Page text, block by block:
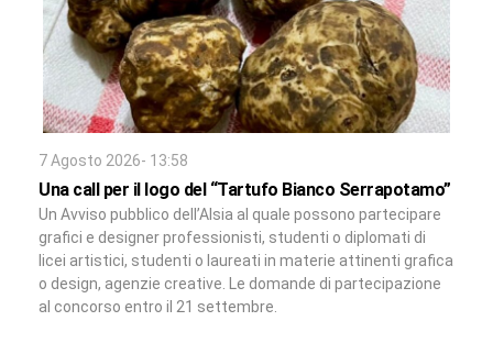
7 Agosto 2026- 13:58
Una call per il logo del “Tartufo Bianco Serrapotamo”
Un Avviso pubblico dell’Alsia al quale possono partecipare
grafici e designer professionisti, studenti o diplomati di
licei artistici, studenti o laureati in materie attinenti grafica
o design, agenzie creative. Le domande di partecipazione
al concorso entro il 21 settembre.